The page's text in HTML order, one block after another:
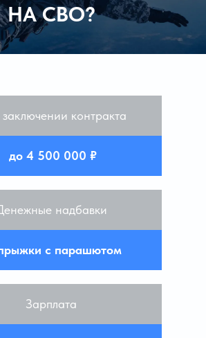
НА СВО?
контракта
надбавки
Зарплата
с парашютом
до 4 500 000 ₽